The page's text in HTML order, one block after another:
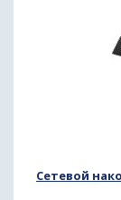
Сетевой